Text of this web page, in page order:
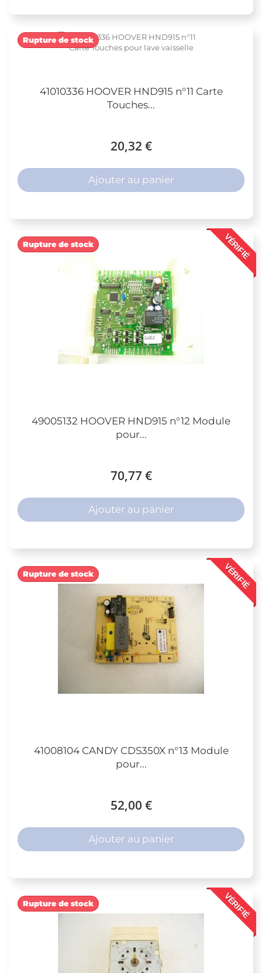
41010336 HOOVER HND915 n°11 Carte
Touches...
20,32 €
Rupture de stock
Ajouter au panier
VÉRIFIÉ
49005132 HOOVER HND915 n°12 Module
pour...
70,77 €
Rupture de stock
Ajouter au panier
VÉRIFIÉ
41008104 CANDY CDS350X n°13 Module
pour...
52,00 €
Rupture de stock
Ajouter au panier
VÉRIFIÉ
Rupture de stock